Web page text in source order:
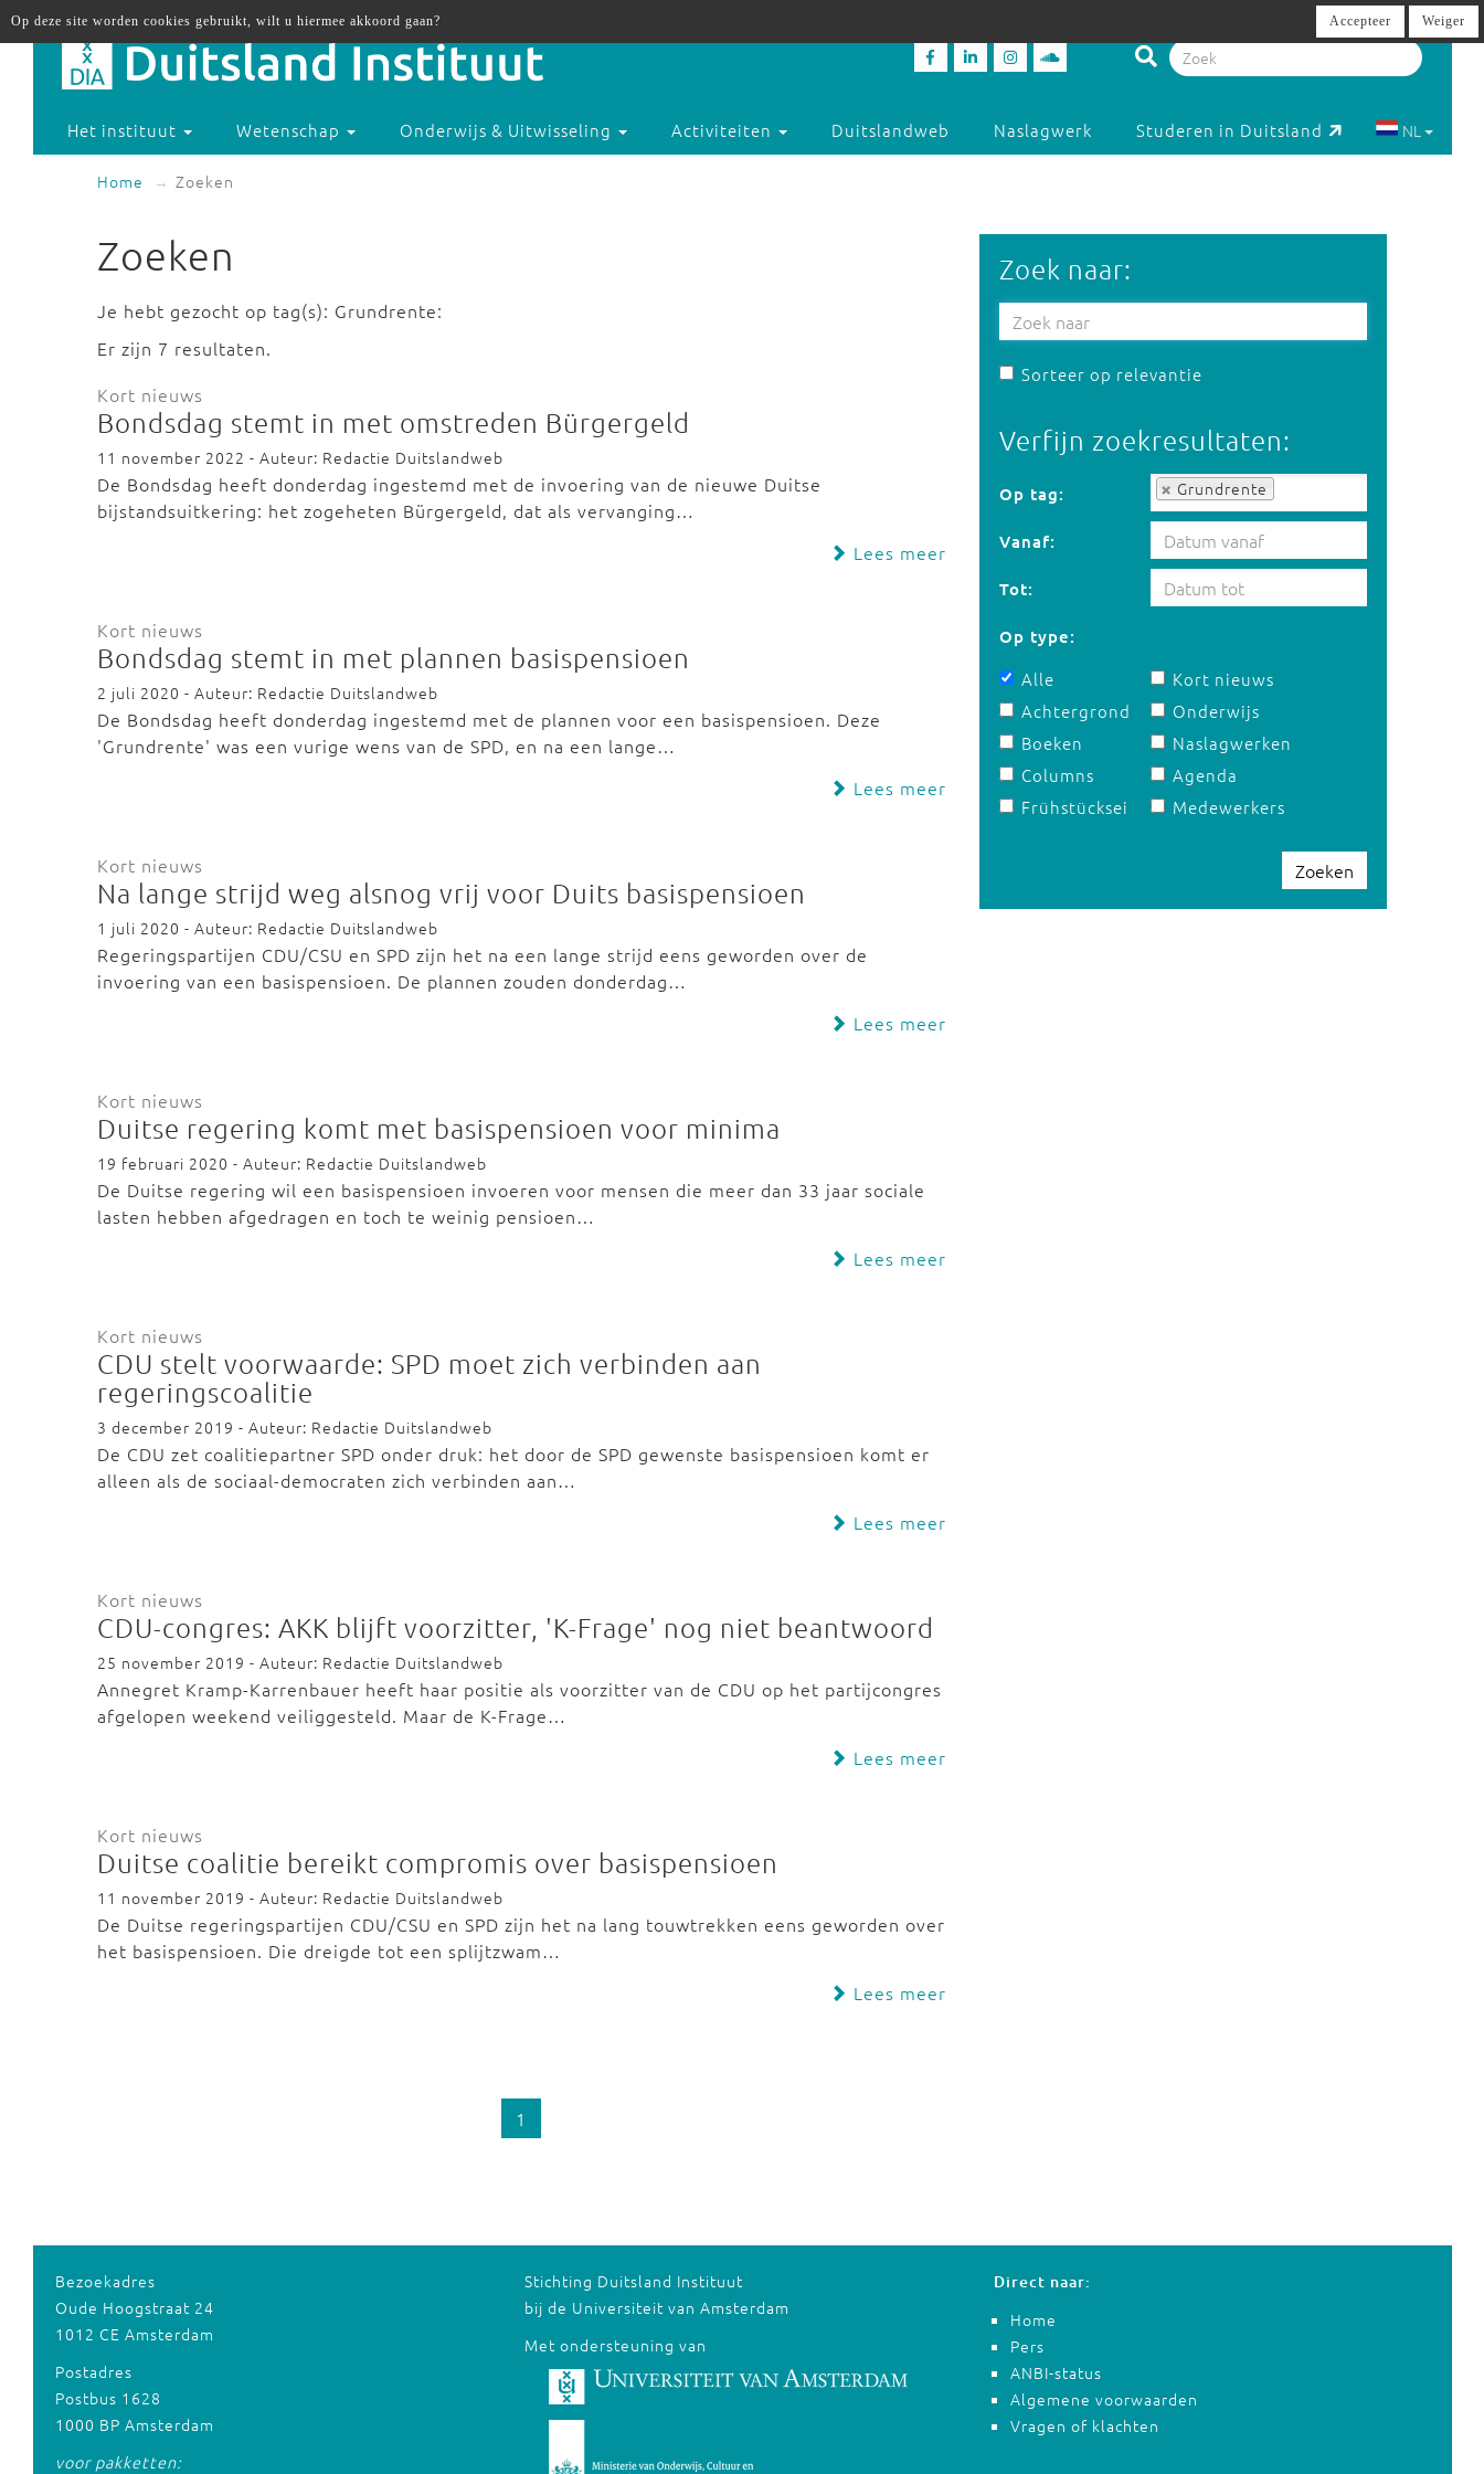
Het instituut Wetenschap Onderwijs & Uitwisseling Activiteiten Duitslandweb Naslagwerk Studeren in Duitsland NL
Home Zoeken
Zoeken
Je hebt gezocht op tag(s): Grundrente:
Er zijn 7 resultaten.
Kort nieuws
Bondsdag stemt in met omstreden Bürgergeld
11 november 2022 - Auteur: Redactie Duitslandweb
De Bondsdag heeft donderdag ingestemd met de invoering van de nieuwe Duitse
bijstandsuitkering: het zogeheten Bürgergeld, dat als vervanging…
Lees meer
Kort nieuws
Bondsdag stemt in met plannen basispensioen
2 juli 2020 - Auteur: Redactie Duitslandweb
De Bondsdag heeft donderdag ingestemd met de plannen voor een basispensioen. Deze
'Grundrente' was een vurige wens van de SPD, en na een lange…
Lees meer
Kort nieuws
Na lange strijd weg alsnog vrij voor Duits basispensioen
1 juli 2020 - Auteur: Redactie Duitslandweb
Regeringspartijen CDU/CSU en SPD zijn het na een lange strijd eens geworden over de
invoering van een basispensioen. De plannen zouden donderdag…
Lees meer
Kort nieuws
Duitse regering komt met basispensioen voor minima
19 februari 2020 - Auteur: Redactie Duitslandweb
De Duitse regering wil een basispensioen invoeren voor mensen die meer dan 33 jaar sociale
lasten hebben afgedragen en toch te weinig pensioen…
Lees meer
Kort nieuws
CDU stelt voorwaarde: SPD moet zich verbinden aan
regeringscoalitie
3 december 2019 - Auteur: Redactie Duitslandweb
De CDU zet coalitiepartner SPD onder druk: het door de SPD gewenste basispensioen komt er
alleen als de sociaal-democraten zich verbinden aan…
Lees meer
Kort nieuws
CDU-congres: AKK blijft voorzitter, 'K-Frage' nog niet beantwoord
25 november 2019 - Auteur: Redactie Duitslandweb
Annegret Kramp-Karrenbauer heeft haar positie als voorzitter van de CDU op het partijcongres
afgelopen weekend veiliggesteld. Maar de K-Frage…
Lees meer
Kort nieuws
Duitse coalitie bereikt compromis over basispensioen
11 november 2019 - Auteur: Redactie Duitslandweb
De Duitse regeringspartijen CDU/CSU en SPD zijn het na lang touwtrekken eens geworden over
het basispensioen. Die dreigde tot een splijtzwam…
Lees meer
1
Zoek naar:
Sorteer op relevantie
Verfijn zoekresultaten:
Op tag: Grundrente
Op tag:
Vanaf:
Tot:
Op type:
Alle
Achtergrond
Boeken
Columns
Frühstücksei
Kort nieuws
Onderwijs
Naslagwerken
Agenda
Medewerkers
Zoeken
Bezoekadres
Oude Hoogstraat 24
1012 CE Amsterdam
Postadres
Postbus 1628
1000 BP Amsterdam
voor pakketten:
Stichting Duitsland Instituut
bij de Universiteit van Amsterdam
Met ondersteuning van
Direct naar:
Home
Pers
ANBI-status
Algemene voorwaarden
Vragen of klachten
Op deze site worden cookies gebruikt, wilt u hiermee akkoord gaan? Accepteer Weiger